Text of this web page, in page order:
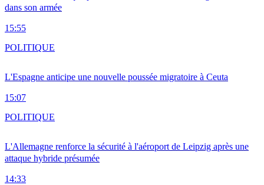
dans son armée
15:55
L'Espagne anticipe une nouvelle poussée migratoire à Ceuta
15:07
POLITIQUE
L'Allemagne renforce la sécurité à l'aéroport de Leipzig après une
attaque hybride présumée
14:33
POLITIQUE